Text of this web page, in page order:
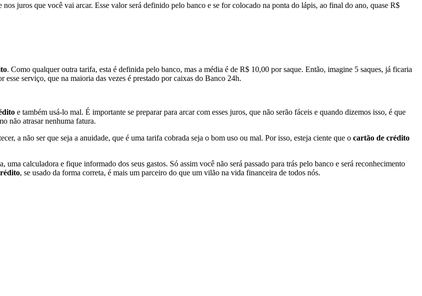
nos juros que você vai arcar. Esse valor será definido pelo banco e se for colocado na ponta do lápis, ao final do ano, quase R$
. Como qualquer outra tarifa, esta é definida pelo banco, mas a média é de R$ 10,00 por saque. Então, imagine 5 saques, já ficaria
serviço, que na maioria das vezes é prestado por caixas do Banco 24h.
e também usá-lo mal. É importante se preparar para arcar com esses juros, que não serão fáceis e quando dizemos isso, é que
não atrasar nenhuma fatura.
a não ser que seja a anuidade, que é uma tarifa cobrada seja o bom uso ou mal. Por isso, esteja ciente que o cartão de crédito
uma calculadora e fique informado dos seus gastos. Só assim você não será passado para trás pelo banco e será reconhecimento
, se usado da forma correta, é mais um parceiro do que um vilão na vida financeira de todos nós.